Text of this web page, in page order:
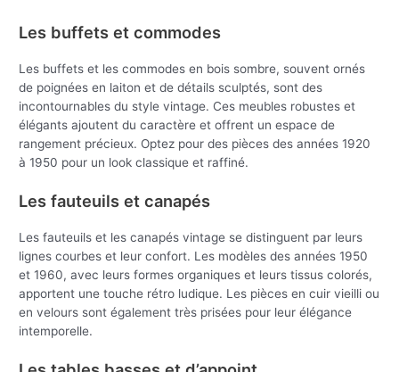
Les buffets et commodes
Les buffets et les commodes en bois sombre, souvent ornés
de poignées en laiton et de détails sculptés, sont des
incontournables du style vintage. Ces meubles robustes et
élégants ajoutent du caractère et offrent un espace de
rangement précieux. Optez pour des pièces des années 1920
à 1950 pour un look classique et raffiné.
Les fauteuils et canapés
Les fauteuils et les canapés vintage se distinguent par leurs
lignes courbes et leur confort. Les modèles des années 1950
et 1960, avec leurs formes organiques et leurs tissus colorés,
apportent une touche rétro ludique. Les pièces en cuir vieilli ou
en velours sont également très prisées pour leur élégance
intemporelle.